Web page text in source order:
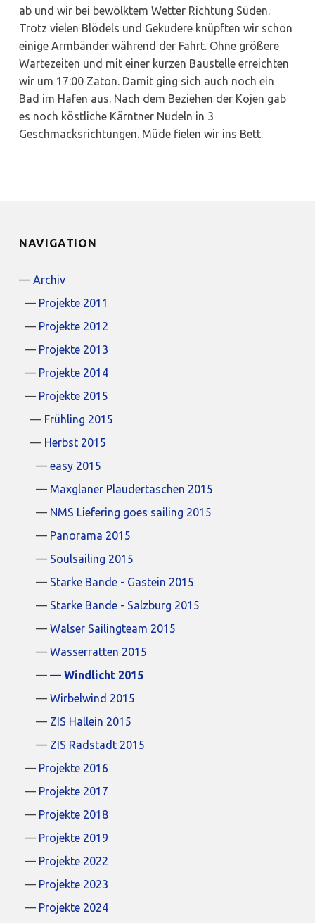
ab und wir bei bewölktem Wetter Richtung Süden.
Trotz vielen Blödels und Gekudere knüpften wir schon
einige Armbänder während der Fahrt. Ohne größere
Wartezeiten und mit einer kurzen Baustelle erreichten
wir um 17:00 Zaton. Damit ging sich auch noch ein
Bad im Hafen aus. Nach dem Beziehen der Kojen gab
es noch köstliche Kärntner Nudeln in 3
Geschmacksrichtungen. Müde fielen wir ins Bett.
NAVIGATION
Archiv
Projekte 2011
Projekte 2012
Projekte 2013
Projekte 2014
Projekte 2015
Frühling 2015
Herbst 2015
easy 2015
Maxglaner Plaudertaschen 2015
NMS Liefering goes sailing 2015
Panorama 2015
Soulsailing 2015
Starke Bande - Gastein 2015
Starke Bande - Salzburg 2015
Walser Sailingteam 2015
Wasserratten 2015
Windlicht 2015
Wirbelwind 2015
ZIS Hallein 2015
ZIS Radstadt 2015
Projekte 2016
Projekte 2017
Projekte 2018
Projekte 2019
Projekte 2022
Projekte 2023
Projekte 2024